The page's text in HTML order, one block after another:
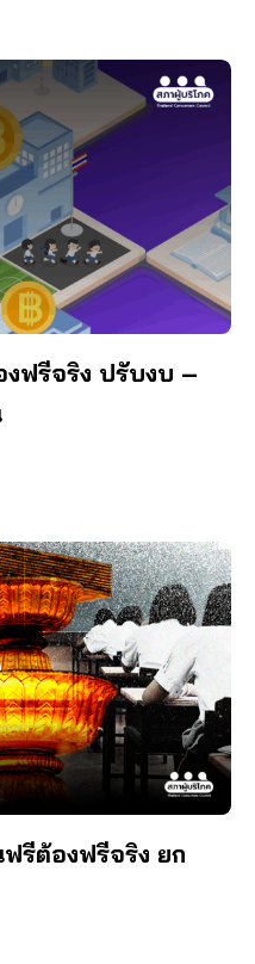
งฟรีจริง ปรับงบ –
รีต้องฟรีจริง ยก